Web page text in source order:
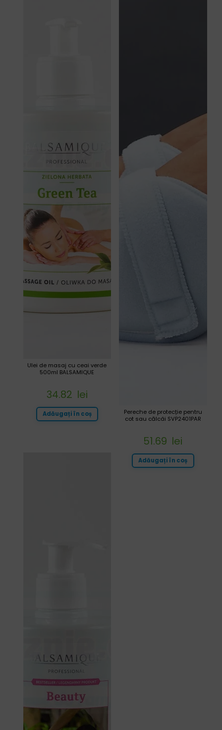
Pereche de protecție pentru
cot sau călcâi SVP2401PAR
51.69 lei
Adăugați în coș
Ulei de masaj cu ceai verde
500ml BALSAMIQUE
34.82 lei
Adăugați în coș